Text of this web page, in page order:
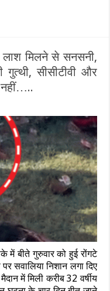
लाश मिलने से सनसनी,
गुत्थी, सीसीटीवी और
नहीं…..
में बीते गुरुवार को हुई रोंगटे
सवालिया निशान लगा दिए
में मिली करीब 32 वर्षीय